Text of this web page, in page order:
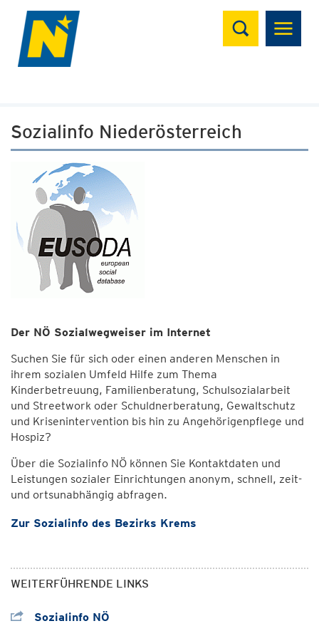
Suchen
Sozialinfo Niederösterreich
Der NÖ Sozialwegweiser im Internet
Suchen Sie für sich oder einen anderen Menschen in
ihrem sozialen Umfeld Hilfe zum Thema
Kinderbetreuung, Familienberatung, Schulsozialarbeit
und Streetwork oder Schuldnerberatung, Gewaltschutz
und Krisenintervention bis hin zu Angehörigenpflege und
Hospiz?
Über die Sozialinfo NÖ können Sie Kontaktdaten und
Leistungen sozialer Einrichtungen anonym, schnell, zeit-
und ortsunabhängig abfragen.
Zur Sozialinfo des Bezirks Krems
WEITERFÜHRENDE LINKS
Sozialinfo NÖ